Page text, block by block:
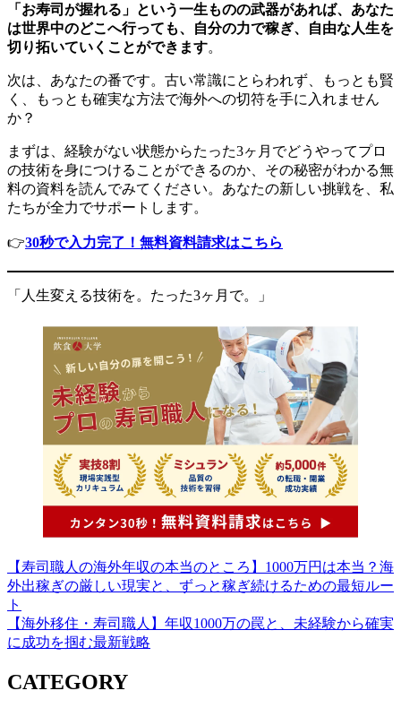
「お寿司が握れる」という一生ものの武器があれば、あなた
は世界中のどこへ行っても、自分の力で稼ぎ、自由な人生を
切り拓いていくことができます。
次は、あなたの番です。古い常識にとらわれず、もっとも賢
く、もっとも確実な方法で海外への切符を手に入れません
か？
まずは、経験がない状態からたった3ヶ月でどうやってプロ
の技術を身につけることができるのか、その秘密がわかる無
料の資料を読んでみてください。あなたの新しい挑戦を、私
たちが全力でサポートします。
👉30秒で入力完了！無料資料請求はこちら
「人生変える技術を。たった3ヶ月で。」
【寿司職人の海外年収の本当のところ】1000万円は本当？海
外出稼ぎの厳しい現実と、ずっと稼ぎ続けるための最短ルー
ト
【海外移住・寿司職人】年収1000万の罠と、未経験から確実
に成功を掴む最新戦略
CATEGORY